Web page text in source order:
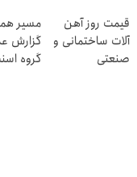
قیمت روز آهن
آلات ساختمانی و
صنعتی
مسیر
گزارش
گروه